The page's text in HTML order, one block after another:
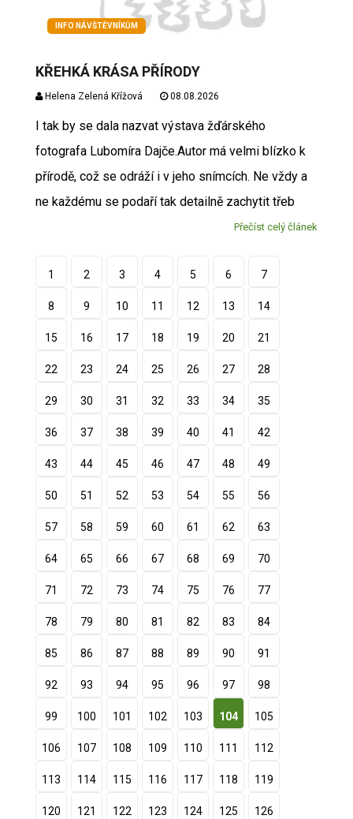
INFO NÁVŠTĚVNÍKŮM
KŘEHKÁ KRÁSA PŘÍRODY
Helena Zelená Křížová 08.08.2026
I tak by se dala nazvat výstava žďárského
fotografa Lubomíra Dajče.Autor má velmi blízko k
přírodě, což se odráží i v jeho snímcích. Ne vždy a
ne každému se podaří tak detailně zachytit třeb
Přečíst celý článek
1 2 3 4 5 6 7
8 9 10 11 12 13 14
15 16 17 18 19 20 21
22 23 24 25 26 27 28
29 30 31 32 33 34 35
36 37 38 39 40 41 42
43 44 45 46 47 48 49
50 51 52 53 54 55 56
57 58 59 60 61 62 63
64 65 66 67 68 69 70
71 72 73 74 75 76 77
78 79 80 81 82 83 84
85 86 87 88 89 90 91
92 93 94 95 96 97 98
99 100 101 102 103 104 105
106 107 108 109 110 111 112
113 114 115 116 117 118 119
120 121 122 123 124 125 126